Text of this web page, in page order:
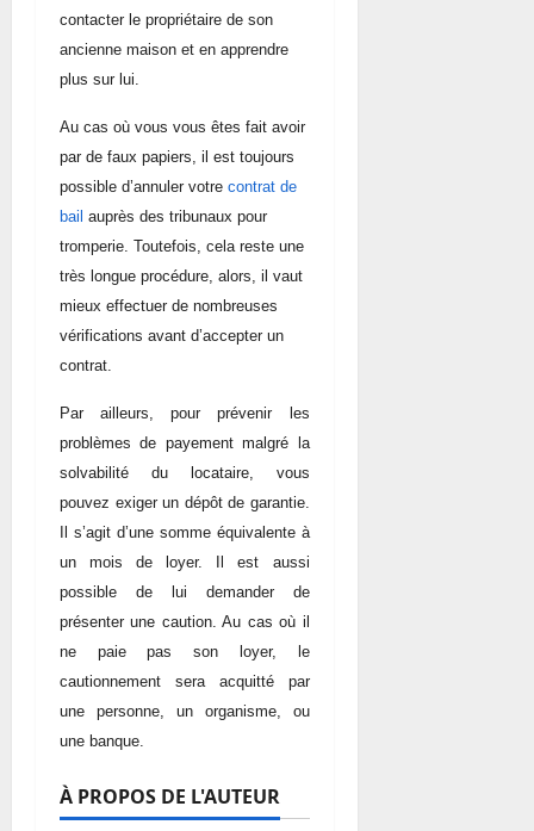
contacter le propriétaire de son
ancienne maison et en apprendre
plus sur lui.
Au cas où vous vous êtes fait avoir
par de faux papiers, il est toujours
possible d’annuler votre contrat de
bail auprès des tribunaux pour
tromperie. Toutefois, cela reste une
très longue procédure, alors, il vaut
mieux effectuer de nombreuses
vérifications avant d’accepter un
contrat.
Par ailleurs, pour prévenir les
problèmes de payement malgré la
solvabilité du locataire, vous
pouvez exiger un dépôt de garantie.
Il s’agit d’une somme équivalente à
un mois de loyer. Il est aussi
possible de lui demander de
présenter une caution. Au cas où il
ne paie pas son loyer, le
cautionnement sera acquitté par
une personne, un organisme, ou
une banque.
À PROPOS DE L'AUTEUR